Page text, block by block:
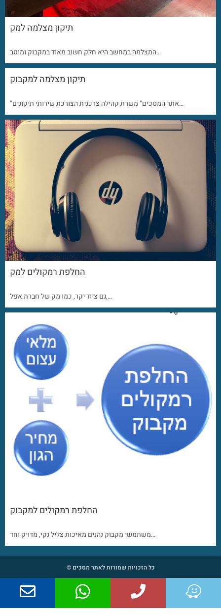
תיקון מצלמה למק
המצלמה במחשב היא חלק חשוב מאוד במקבוק ומוטב…
תיקון מצלמה למקבוק
"אתר המסכים" משרת קהילה צרכנית הצורכת שירותי תיקונים…
החלפת רמקולים למק
גם ציוד יקר, כמו מק של חברת אפל,…
החלפת רמקולים למקבוק
משתמשי מקבוק נהנים מאיכות צליל נקי, מדויק וחד…
כל הזכויות שמורות לאתר מסכים ©